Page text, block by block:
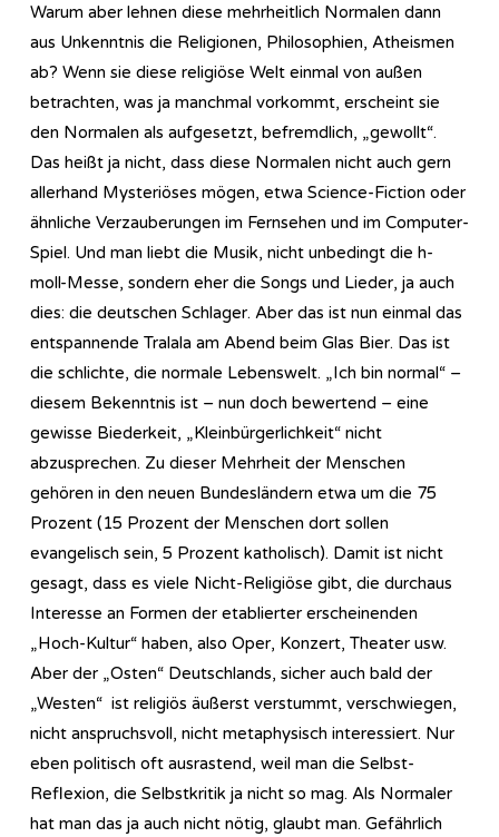
Warum aber lehnen diese mehrheitlich Normalen dann
aus Unkenntnis die Religionen, Philosophien, Atheismen
ab? Wenn sie diese religiöse Welt einmal von außen
betrachten, was ja manchmal vorkommt, erscheint sie
den Normalen als aufgesetzt, befremdlich, „gewollt“.
Das heißt ja nicht, dass diese Normalen nicht auch gern
allerhand Mysteriöses mögen, etwa Science-Fiction oder
ähnliche Verzauberungen im Fernsehen und im Computer-
Spiel. Und man liebt die Musik, nicht unbedingt die h-
moll-Messe, sondern eher die Songs und Lieder, ja auch
dies: die deutschen Schlager. Aber das ist nun einmal das
entspannende Tralala am Abend beim Glas Bier. Das ist
die schlichte, die normale Lebenswelt. „Ich bin normal“ –
diesem Bekenntnis ist – nun doch bewertend – eine
gewisse Biederkeit, „Kleinbürgerlichkeit“ nicht
abzusprechen. Zu dieser Mehrheit der Menschen
gehören in den neuen Bundesländern etwa um die 75
Prozent (15 Prozent der Menschen dort sollen
evangelisch sein, 5 Prozent katholisch). Damit ist nicht
gesagt, dass es viele Nicht-Religiöse gibt, die durchaus
Interesse an Formen der etablierter erscheinenden
„Hoch-Kultur“ haben, also Oper, Konzert, Theater usw.
Aber der „Osten“ Deutschlands, sicher auch bald der
„Westen“ ist religiös äußerst verstummt, verschwiegen,
nicht anspruchsvoll, nicht metaphysisch interessiert. Nur
eben politisch oft ausrastend, weil man die Selbst-
Reflexion, die Selbstkritik ja nicht so mag. Als Normaler
hat man das ja auch nicht nötig, glaubt man. Gefährlich